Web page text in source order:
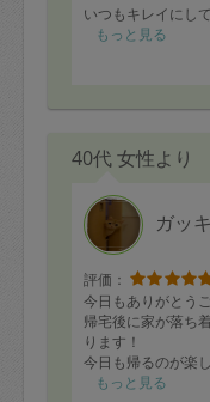
いつもキレイにし
もっと見る
40代 女性より
ガッ
評価：
今日もありがとう
帰宅後に家が落ち
ります！
今日も帰るのが楽
もっと見る